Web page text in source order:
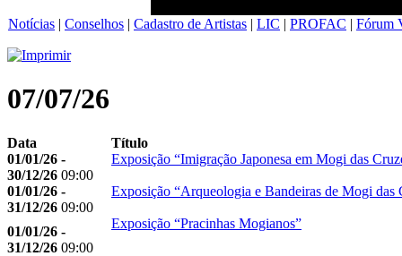
Notícias | Conselhos | Cadastro de Artistas | LIC | PROFAC | Fórum
07/07/26
Data
Título
01/01/26 -
30/12/26 09:00
Exposição “Imigração Japonesa em Mogi das
01/01/26 -
31/12/26 09:00
Exposição “Arqueologia e Bandeiras de Mogi das
01/01/26 -
31/12/26 09:00
Exposição “Pracinhas Mogianos”